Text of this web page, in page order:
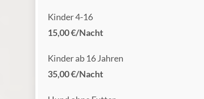
Kinder 4-16
15,00 €/Nacht
Kinder ab 16 Jahren
35,00 €/Nacht